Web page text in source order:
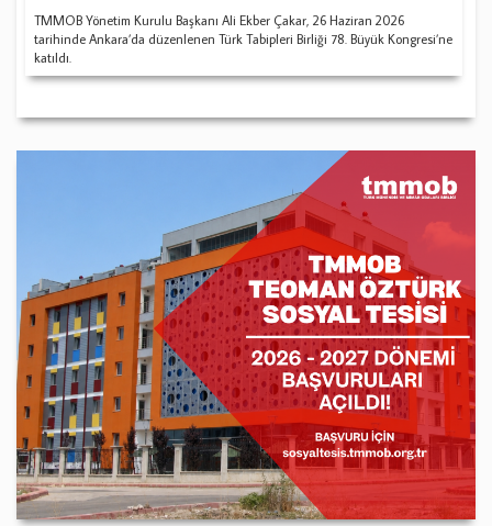
TMMOB Yönetim Kurulu Başkanı Ali Ekber Çakar, 26 Haziran 2026
tarihinde Ankara’da düzenlenen Türk Tabipleri Birliği 78. Büyük Kongresi’ne
katıldı.